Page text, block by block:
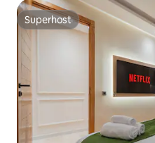
Superhost
Superhost